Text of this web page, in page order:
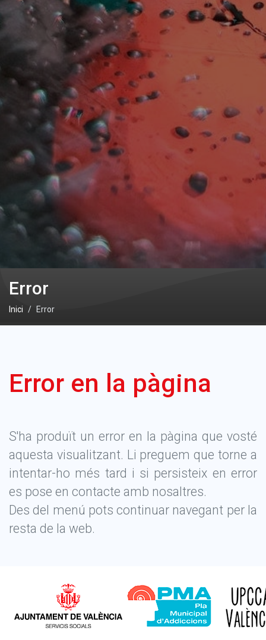
Error
Inici Error
Error en la pàgina
S'ha produït un error en la pàgina que vosté
aquesta visualitzant. Li preguem que torne a
intentar-ho més tard i si persisteix en error
es pose en contacte amb nosaltres.
Des del menú pots continuar navegant per la
resta de la web.